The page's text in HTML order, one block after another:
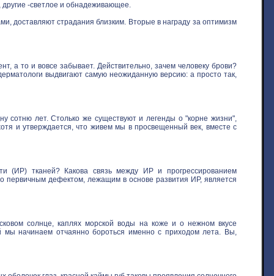
другие -светлое и обнадеживающее.
доставляют страдания близким. Вторые в награду за оптимизм
а то и вовсе забывает. Действительно, зачем человеку брови?
выдвигают самую неожиданную версию: а просто так,
сотню лет. Столько же существуют и легенды о "корне жизни",
и утверждается, что живем мы в просвещенный век, вместе с
(ИР) тканей? Какова связь между ИР и прогрессированием
первичным дефектом, лежащим в основе развития ИР, является
солнце, каплях морской воды на коже и о нежном вкусе
мы начинаем отчаянно бороться именно с приходом лета. Вы,